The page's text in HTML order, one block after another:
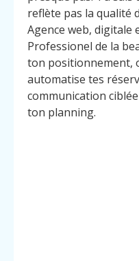
reflète pas la qualité
Agence web,
Professionel de la
ton positionnement,
automatise tes
communication
ton planning.